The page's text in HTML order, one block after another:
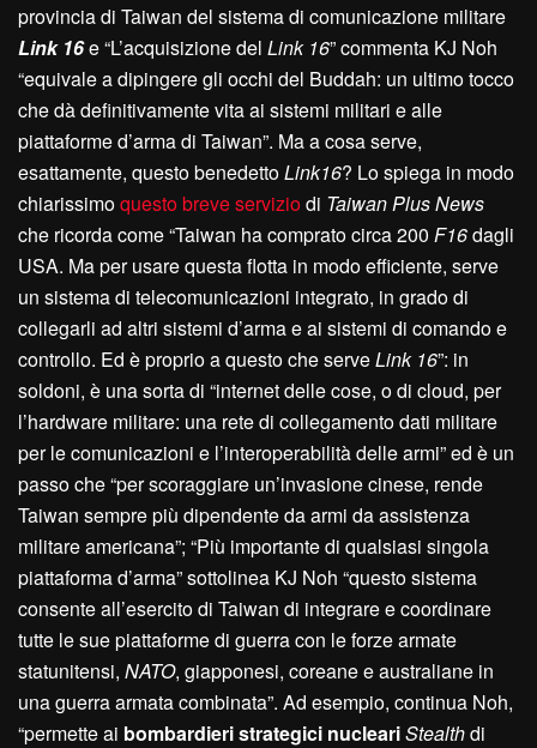
provincia di Taiwan del sistema di comunicazione militare
Link 16e “L’acquisizione del Link 16” commenta KJ Noh
“equivale a dipingere gli occhi del Buddah: un ultimo tocco
che dà definitivamente vita ai sistemi militari e alle
piattaforme d’arma di Taiwan”. Ma a cosa serve,
esattamente, questo benedettoLink16? Lo spiega in modo
chiarissimoquesto breve serviziodi Taiwan Plus News
che ricorda come “Taiwan ha comprato circa 200 F16dagli
USA. Ma per usare questa flotta in modo efficiente, serve
un sistema di telecomunicazioni integrato, in grado di
collegarli ad altri sistemi d’arma e ai sistemi di comando e
controllo. Ed è proprio a questo che serveLink 16”: in
soldoni, è una sorta di “internet delle cose, o di cloud, per
l’hardware militare: una rete di collegamento dati militare
per le comunicazioni e l’interoperabilità delle armi” ed è un
passo che “per scoraggiare un’invasione cinese, rende
Taiwan sempre più dipendente da armi da assistenza
militare americana”; “Più importante di qualsiasi singola
piattaforma d’arma” sottolinea KJ Noh “questo sistema
consente all’esercito di Taiwan di integrare e coordinare
tutte le sue piattaforme di guerra con le forze armate
statunitensi, NATO, giapponesi, coreane e australiane in
una guerra armata combinata”. Ad esempio, continua Noh,
“permette ai bombardieri strategici nucleariStealthdi